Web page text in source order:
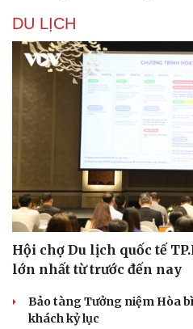
Văn hóa
Sân khấu - Điện ảnh
Văn học
Âm nhạc
Di sản
DU LỊCH
Hội chợ Du lịch quốc tế
lớn nhất từ trước đến nay
Bảo tàng Tưởng niệm Hòa
khách kỷ lục